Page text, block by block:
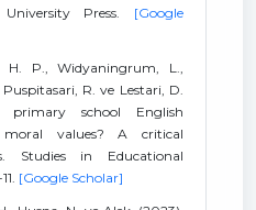
Press. [Google
H. P., Widyaningrum, L.,
R. ve Lestari, D.
primary school English
moral values? A critical
Studies in Educational
[Google Scholar]